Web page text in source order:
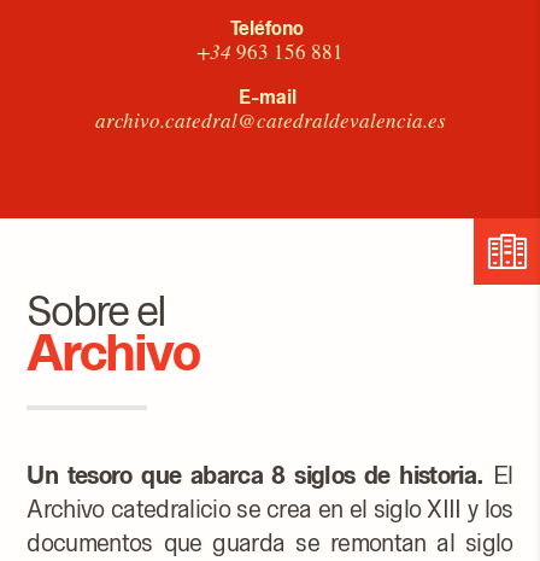
Teléfono
+34 963 156 881
E-mail
archivo.catedral@catedraldevalencia.es
Sobre el
Archivo
Un tesoro que abarca 8 siglos de historia. El
Ar­chi­vo ca­te­dra­li­cio se crea en el si­glo XIII y los
do­cu­men­tos que guar­da se re­mon­tan al si­glo